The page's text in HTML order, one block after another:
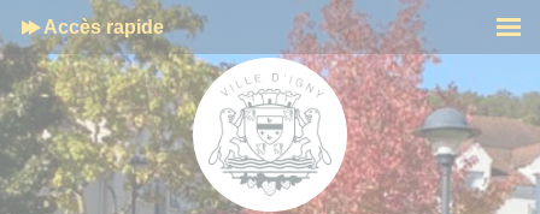
Accès rapide
Cookies management panel